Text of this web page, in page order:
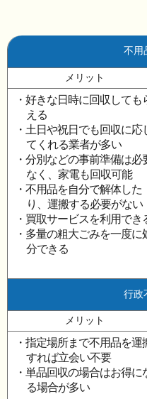
不用
メリット
・好きな日時に回収しても
える
・土日や祝日でも回収に応
てくれる業者が多い
・分別などの事前準備は必
なく、家電も回収可能
・不用品を自分で解体した
り、運搬する必要がない
・買取サービスを利用でき
・多量の粗大ごみを一度に
分できる
行政
メリット
・指定場所まで不用品を運
すれば立会い不要
・単品回収の場合はお得に
る場合が多い